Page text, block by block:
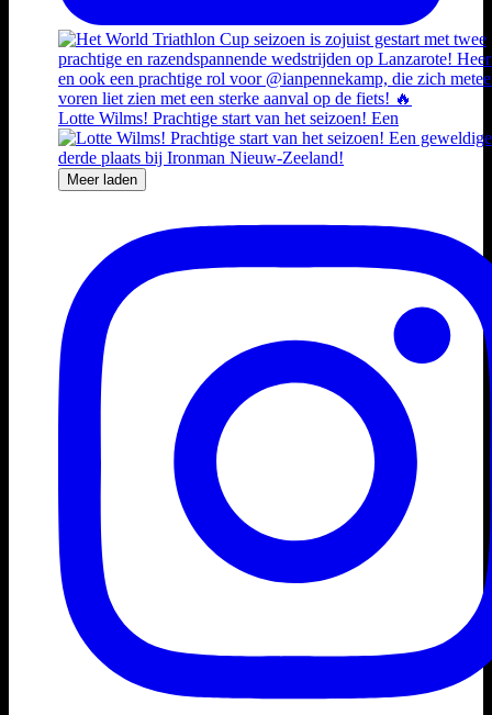
Lotte Wilms! Prachtige start van het seizoen! Een
Meer laden